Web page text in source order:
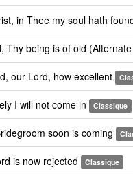
in Thee my soul hath
Thy being is of old
our Lord, how excellent
I will not come in Classique
soon is coming
is now rejected Classique